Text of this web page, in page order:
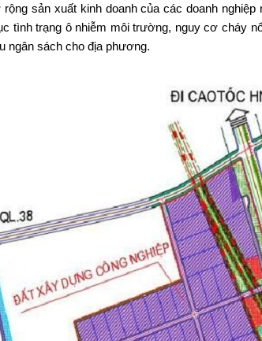
sản xuất kinh doanh của các doanh
tình trạng ô nhiễm môi trường, nguy cơ cháy
ngân sách cho địa phương.